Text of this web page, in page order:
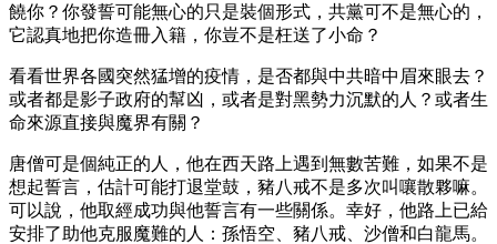
饒你？你發誓可能無心的只是裝個形式，共黨可不是無心的，
它認真地把你造冊入籍，你豈不是枉送了小命？
看看世界各國突然猛增的疫情，是否都與中共暗中眉來眼去？
或者都是影子政府的幫凶，或者是對黑勢力沉默的人？或者生
命來源直接與魔界有關？
唐僧可是個純正的人，他在西天路上遇到無數苦難，如果不是
想起誓言，估計可能打退堂鼓，豬八戒不是多次叫嚷散夥嘛。
可以說，他取經成功與他誓言有一些關係。幸好，他路上已給
安排了助他克服魔難的人：孫悟空、豬八戒、沙僧和白龍馬。